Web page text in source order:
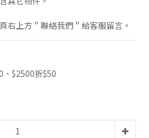
右上方＂聯絡我們＂給客服留言。
、$2500折$50